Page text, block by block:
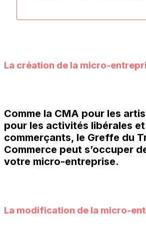
La création de la micro-
Comme la CMA pour les
pour les activités libérales et
commerçants, le Greffe du
Commerce peut s’occuper
votre micro-entreprise.
La modification de la micro-